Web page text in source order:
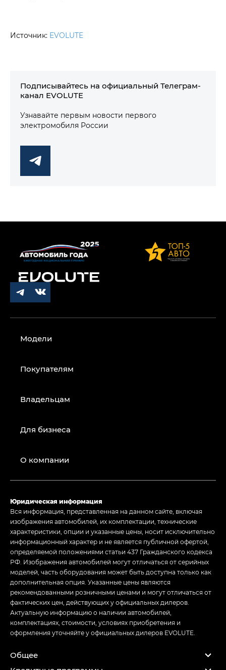
Источник: EVOLUTE
Подписывайтесь на официальный Телеграм-
канал EVOLUTE
Узнавайте первым новости первого
электромобиля России
Модели
Покупателям
Владельцам
Для бизнеса
О компании
Юридическая информация
Вся информация, представленная на данном сайте, включая
изображения автомобилей, их комплектации, технические
характеристики, опции и указанные цены, носит исключительно
информационный характер и не является публичной офертой,
определяемой положениями статьи 437 Гражданского кодекса
РФ. Изображения автомобилей могут отличаться от серийных
моделей, часть оборудования может быть доступна только как
дополнительная опция. Указанные цены являются
рекомендованными розничными ценами и могут отличаться от
фактических цен, действующих у официальных дилеров.
Актуальную информацию о наличии автомобилей,
комплектациях, стоимости, условиях приобретения и
оформления уточняйте у официальных дилеров EVOLUTE.
Общее